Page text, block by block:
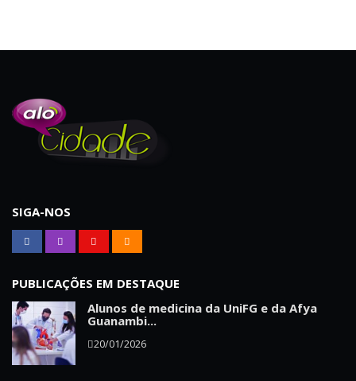
SIGA-NOS
PUBLICAÇÕES EM DESTAQUE
Alunos de medicina da UniFG e da Afya
Guanambi...
20/01/2026